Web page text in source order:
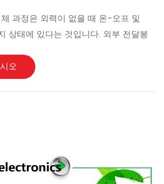
과정은 외력이 없을 때 온-오프 및
상태에 있다는 것입니다. 외부 전달봉
영점에 도달하면 스프링 리프가 움직
순간적인 점프가 발생하여 전원 회로
고 역방향 편향을 유발합니다. 또 다른
위치는 스프링 리프의 작용에 따라 자
고 끌 수 있습니다. 정상적인 상황에
사이에 아크라는 불꽃이 발생합니다.
오